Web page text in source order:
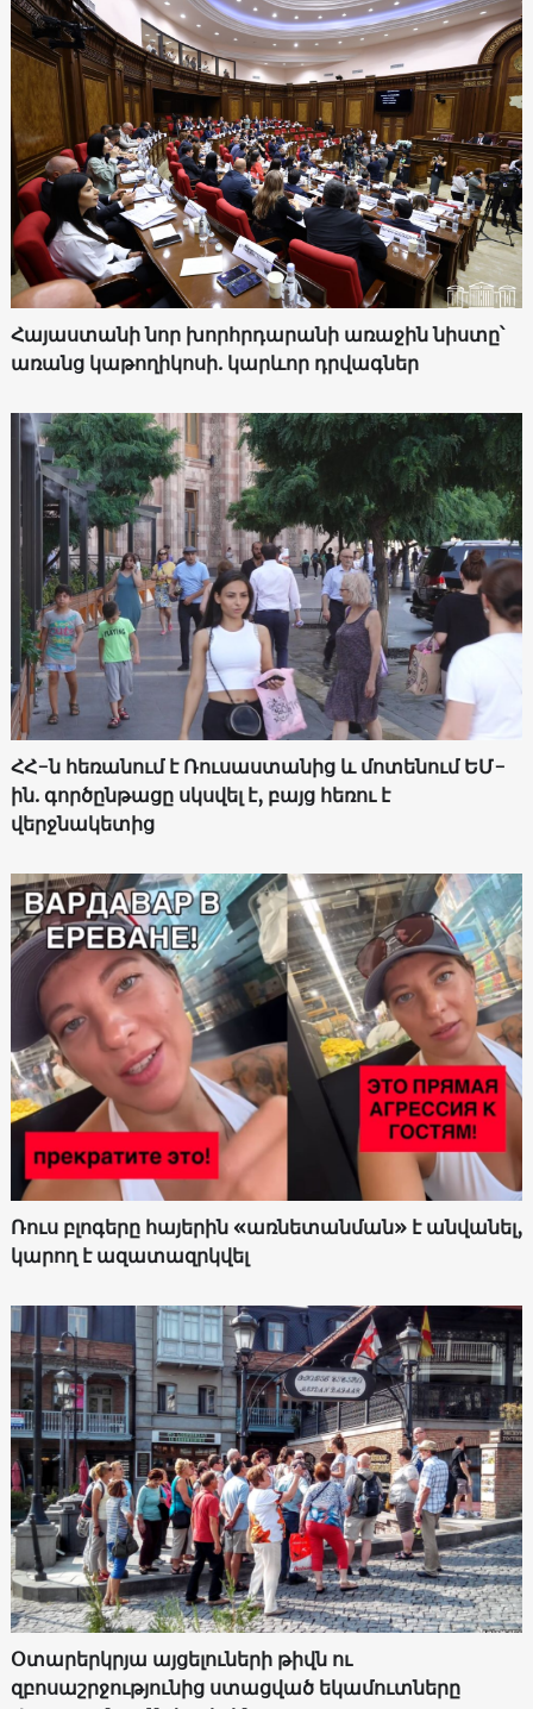
Հայաստանի նոր խորհրդարանի առաջին նիստը՝
առանց կաթողիկոսի. կարևոր դրվագներ
ՀՀ-ն հեռանում է Ռուսաստանից և մոտենում ԵՄ-
ին. գործընթացը սկսվել է, բայց հեռու է
վերջնակետից
Ռուս բլոգերը հայերին «առնետանման» է անվանել,
կարող է ազատազրկվել
Օտարերկրյա այցելուների թիվն ու
զբոսաշրջությունից ստացված եկամուտները